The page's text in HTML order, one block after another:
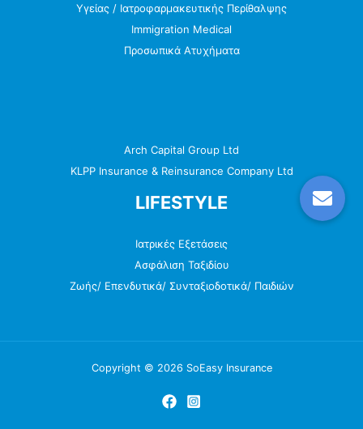
Υγείας / Ιατροφαρμακευτικής Περίθαλψης
Immigration Medical
Προσωπικά Ατυχήματα
Arch Capital Group Ltd
KLPP Insurance & Reinsurance Company Ltd
LIFESTYLE
Ιατρικές Εξετάσεις
Ασφάλιση Ταξιδίου
Ζωής/ Επενδυτικά/ Συνταξιοδοτικά/ Παιδιών
Copyright © 2026 SoEasy Insurance